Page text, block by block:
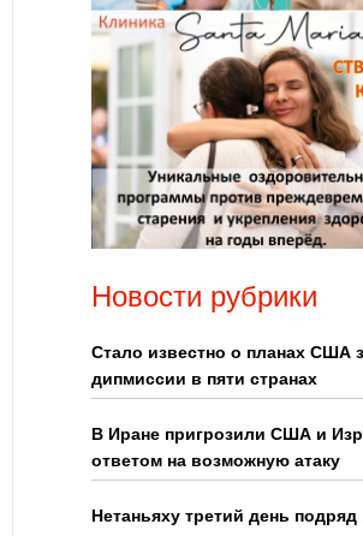
Новости рубрики
Стало известно о планах США
дипмиссии в пяти странах
В Иране пригрозили США и
ответом на возможную атаку
Нетаньяху третий день подряд